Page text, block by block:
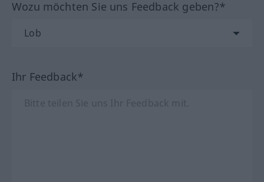
Wozu möchten Sie uns Feedback geben?*
Ihr Feedback*